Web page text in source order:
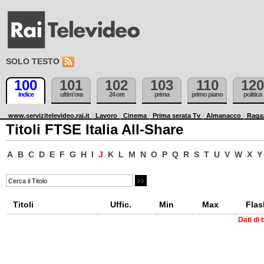
SOLO TESTO
100
indice
101
ultim'ora
102
24 ore
103
prima
110
primo piano
120
politica
www.servizitelevideo.rai.it Lavoro Cinema Prima serata Tv Almanacco
Titoli FTSE Italia All-Share
A B C D E F G H I J K L M N O P Q R S T U V W X Y
Titoli Uffic. Min Max
Dati di